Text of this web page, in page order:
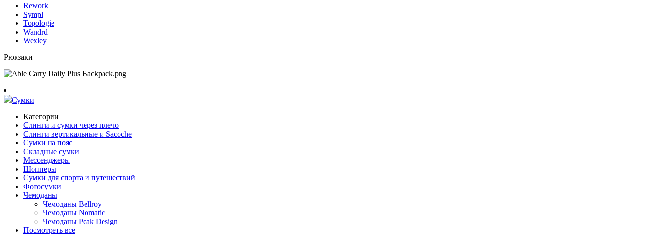
Rework
Sympl
Topologie
Wandrd
Wexley
Рюкзаки
Сумки
Категории
Слинги и сумки через плечо
Слинги вертикальные и Sacoche
Сумки на пояс
Складные сумки
Мессенджеры
Шопперы
Сумки для спорта и путешествий
Фотосумки
Чемоданы
Чемоданы Bellroy
Чемоданы Nomatic
Чемоданы Peak Design
Посмотреть все